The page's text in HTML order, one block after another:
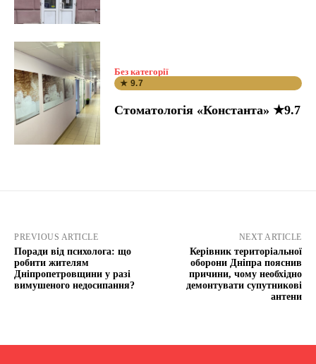
Без категорії
★ 9.7
Стоматологія «Константа» ★9.7
PREVIOUS ARTICLE
Поради від психолога: що
робити жителям
Дніпропетровщини у разі
вимушеного недосипання?
NEXT ARTICLE
Керівник територіальної
оборони Дніпра пояснив
причини, чому необхідно
демонтувати супутникові
антени